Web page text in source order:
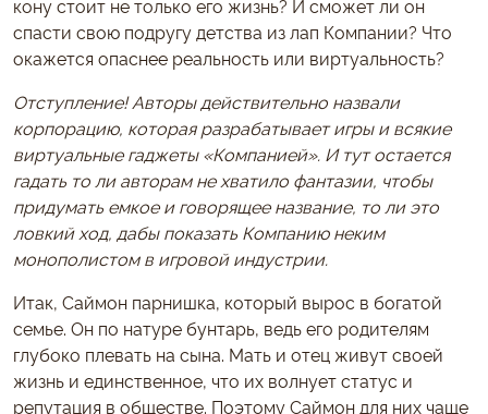
кону стоит не только его жизнь? И сможет ли он
спасти свою подругу детства из лап Компании? Что
окажется опаснее реальность или виртуальность?
Отступление! Авторы действительно назвали
корпорацию, которая разрабатывает игры и всякие
виртуальные гаджеты «Компанией». И тут остается
гадать то ли авторам не хватило фантазии, чтобы
придумать емкое и говорящее название, то ли это
ловкий ход, дабы показать Компанию неким
монополистом в игровой индустрии.
Итак, Саймон парнишка, который вырос в богатой
семье. Он по натуре бунтарь, ведь его родителям
глубоко плевать на сына. Мать и отец живут своей
жизнь и единственное, что их волнует статус и
репутация в обществе. Поэтому Саймон для них чаще